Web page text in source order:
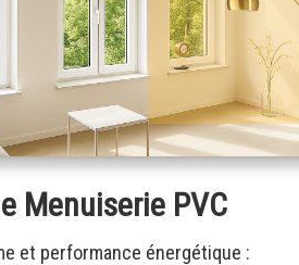
Menuiserie PVC
et performance énergétique :